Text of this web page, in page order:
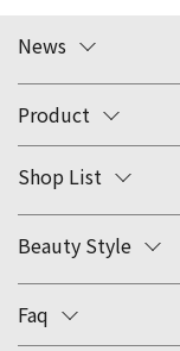
News
Product
Shop List
Beauty Style
Faq